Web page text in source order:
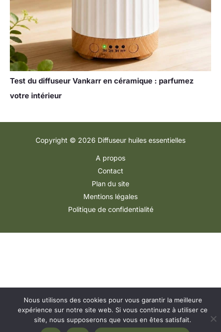
Test du diffuseur Vankarr en céramique : parfumez
votre intérieur
Copyright © 2026 Diffuseur huiles essentielles
A propos
Contact
Plan du site
Mentions légales
Politique de confidentialité
Nous utilisons des cookies pour vous garantir la meilleure
expérience sur notre site web. Si vous continuez à utiliser ce
site, nous supposerons que vous en êtes satisfait.